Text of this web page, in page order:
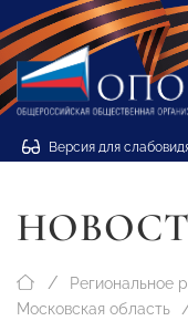
Версия для
Региональное
Московская область